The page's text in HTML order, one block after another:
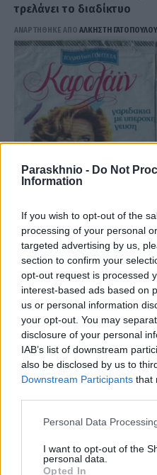
Paraskhnio - Do Not
Information
If you wish to opt-out of the
processing of your personal
targeted advertising by us,
section to confirm your
opt-out request is processed
interest-based ads based on
us or personal information
your opt-out. You may
disclosure of your personal
IAB’s list of downstream
also be disclosed by us to
Downstream Participants that
Please note that this
not limited to your visit or
grant or deny consent to
Personal Data
I want to opt-out of the
personal data.
Opted In
τρελάνει το διαδίκτυο
ΑΝΑΡΤΗΘΗΚΕ ΑΠΟ ΆΛΚΗΣΤΗ ΓΑΤΟΠΟΎΛΟΥ
ΠΑΡΆΞΕΝΑ
Ποιος δίνει 20 ευρώ για
γαριδάκια; Κι όμως,
ΑΝΑΡΤΗΘΗΚΕ ΑΠΟ ΣΤΈΛΛΑ ΛΊΤΑΙΝΑ 6